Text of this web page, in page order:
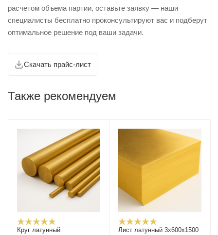
расчетом объема партии, оставьте заявку — наши
специалисты бесплатно проконсультируют вас и подберут
оптимальное решение под ваши задачи.
Скачать прайс-лист
Также рекомендуем
Круг латунный
Лист латунный 3х600х1500